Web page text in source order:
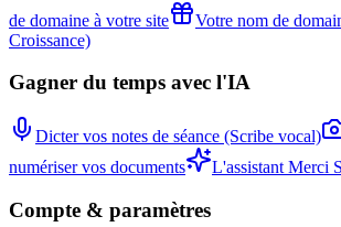
de domaine à votre site
Votre nom de
Croissance)
Gagner du temps avec l'IA
Dicter vos notes de séance (Scribe vocal)
numériser vos documents
L'assistant Merci
Compte & paramètres